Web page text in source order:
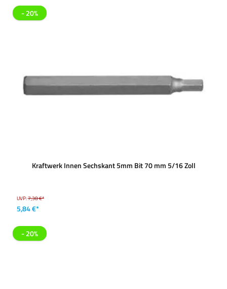
- 20%
Kraftwerk Innen Sechskant 5mm Bit 70 mm 5/16 Zoll
UVP:7,38 €*
5,84 €*
- 20%